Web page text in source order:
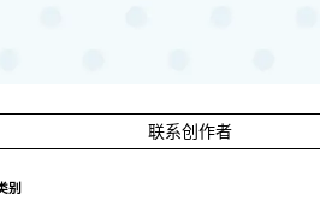
联系创作者
别